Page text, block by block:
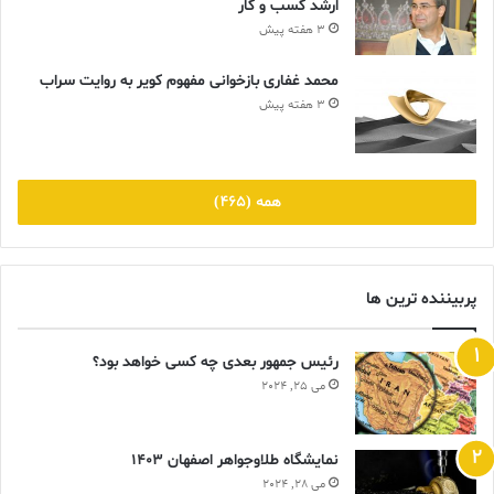
باشد.
منبع : اتحادیه تولیدکنندگان
اتحادیه تولیدکنندگان
ارشد کسب و کار
3 هفته پیش
محمد غفاری بازخوانی مفهوم کویر به روایت سراب
3 هفته پیش
همه (465)
پربیننده ترین ها
رئیس جمهور بعدی چه کسی خواهد بود؟
می 25, 2024
نمایشگاه طلاوجواهر اصفهان 1403
می 28, 2024